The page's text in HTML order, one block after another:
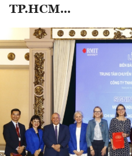
TP.HCM...